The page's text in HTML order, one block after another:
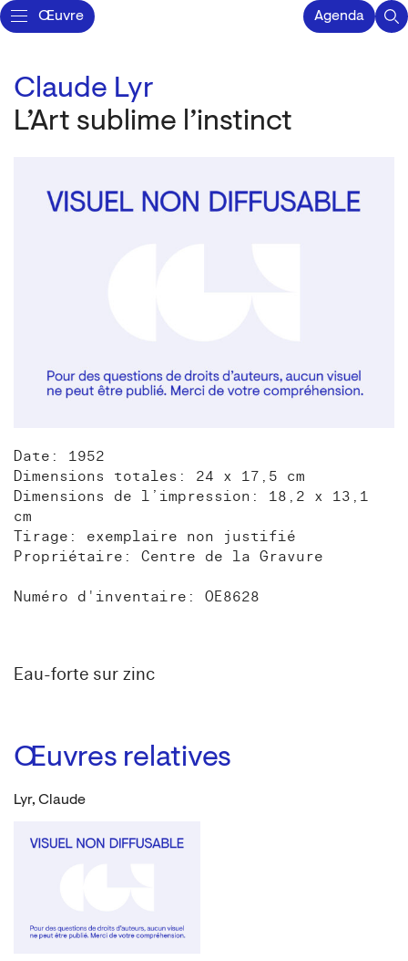
Œuvre Agenda
Claude Lyr
L’Art sublime l’instinct
Date: 1952
Dimensions totales: 24 x 17,5 cm
Dimensions de l’impression: 18,2 x 13,1
cm
Tirage: exemplaire non justifié
Propriétaire: Centre de la Gravure
Numéro d'inventaire: OE8628
Eau-forte sur zinc
Œuvres relatives
Lyr, Claude